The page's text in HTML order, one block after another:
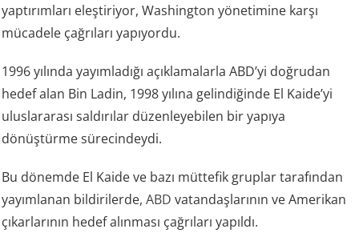
yaptırımları eleştiriyor, Washington yönetimine karşı
mücadele çağrıları yapıyordu.
1996 yılında yayımladığı açıklamalarla ABD’yi doğrudan
hedef alan Bin Ladin, 1998 yılına gelindiğinde El Kaide’yi
uluslararası saldırılar düzenleyebilen bir yapıya
dönüştürme sürecindeydi.
Bu dönemde El Kaide ve bazı müttefik gruplar tarafından
yayımlanan bildirilerde,ABD vatandaşlarının ve Amerikan
çıkarlarının hedef alınması çağrıları yapıldı.